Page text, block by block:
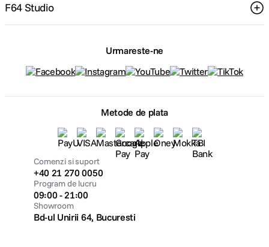
F64 Studio
Urmareste-ne
Metode de plata
Comenzi si suport
+40 21 270 0050
Program de lucru
09:00 - 21:00
Showroom
Bd-ul Unirii 64, Bucuresti